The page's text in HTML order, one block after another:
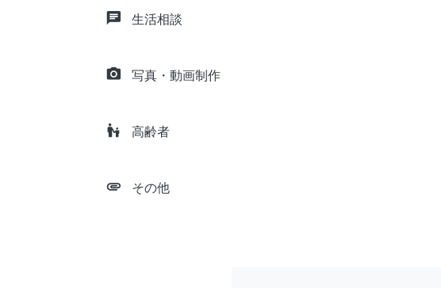
chat 生活相談
camera_alt 写真・動画制作
escalator_warning 高齢者
attachment その他